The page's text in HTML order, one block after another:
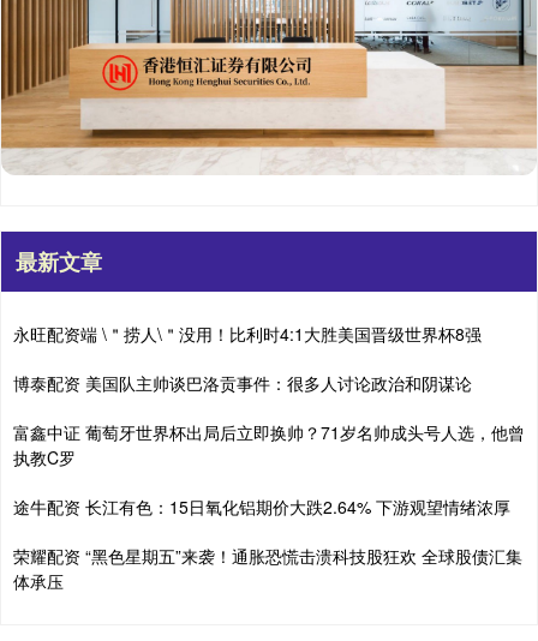
最新文章
永旺配资端 \＂捞人\＂没用！比利时4:1大胜美国晋级世界杯8强
博泰配资 美国队主帅谈巴洛贡事件：很多人讨论政治和阴谋论
富鑫中证 葡萄牙世界杯出局后立即换帅？71岁名帅成头号人选，他曾
执教C罗
途牛配资 长江有色：15日氧化铝期价大跌2.64% 下游观望情绪浓厚
荣耀配资 “黑色星期五”来袭！通胀恐慌击溃科技股狂欢 全球股债汇集
体承压